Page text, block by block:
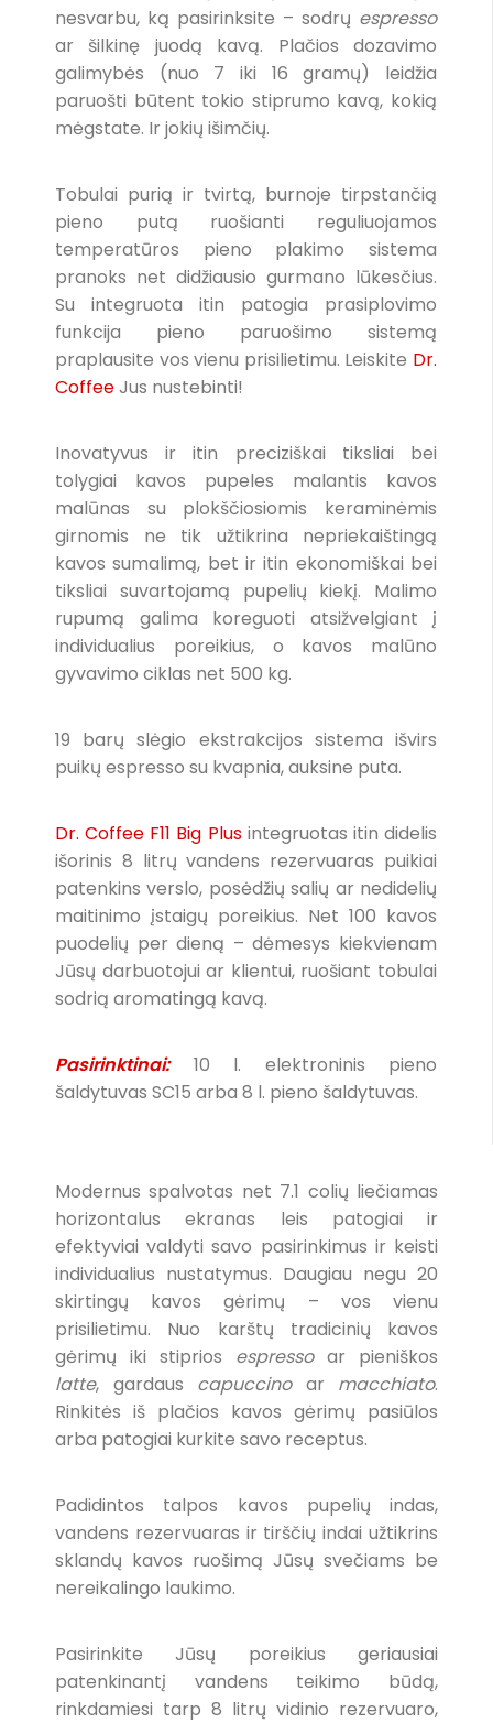
nesvarbu, ką pasirinksite – sodrų espresso
ar šilkinę juodą kavą. Plačios dozavimo
galimybės (nuo 7 iki 16 gramų) leidžia
paruošti būtent tokio stiprumo kavą, kokią
mėgstate. Ir jokių išimčių.
Tobulai purią ir tvirtą, burnoje tirpstančią
pieno putą ruošianti reguliuojamos
temperatūros pieno plakimo sistema
pranoks net didžiausio gurmano lūkesčius.
Su integruota itin patogia prasiplovimo
funkcija pieno paruošimo sistemą
praplausite vos vienu prisilietimu. Leiskite Dr.
CoffeeJus nustebinti!
Inovatyvus ir itin preciziškai tiksliai bei
tolygiai kavos pupeles malantis kavos
malūnas su plokščiosiomis keraminėmis
girnomis ne tik užtikrina nepriekaištingą
kavos sumalimą, bet ir itin ekonomiškai bei
tiksliai suvartojamą pupelių kiekį. Malimo
rupumą galima koreguoti atsižvelgiant į
individualius poreikius, o kavos malūno
gyvavimo ciklas net 500 kg.
19 barų slėgio ekstrakcijos sistema išvirs
puikų espresso su kvapnia, auksine puta.
Dr. Coffee F11 Big Plusintegruotas itin didelis
išorinis 8 litrų vandens rezervuaras puikiai
patenkins verslo, posėdžių salių ar nedidelių
maitinimo įstaigų poreikius. Net 100 kavos
puodelių per dieną – dėmesys kiekvienam
Jūsų darbuotojui ar klientui, ruošiant tobulai
sodrią aromatingą kavą.
Pasirinktinai: 10 l. elektroninis pieno
šaldytuvas SC15 arba 8 l. pieno šaldytuvas.
Modernus spalvotas net 7.1 colių liečiamas
horizontalus ekranas leis patogiai ir
efektyviai valdyti savo pasirinkimus ir keisti
individualius nustatymus. Daugiau negu 20
skirtingų kavos gėrimų – vos vienu
prisilietimu. Nuo karštų tradicinių kavos
gėrimų iki stiprios espressoar pieniškos
latte, gardaus capuccinoar macchiato.
Rinkitės iš plačios kavos gėrimų pasiūlos
arba patogiai kurkite savo receptus.
Padidintos talpos kavos pupelių indas,
vandens rezervuaras ir tirščių indai užtikrins
sklandų kavos ruošimą Jūsų svečiams be
nereikalingo laukimo.
Pasirinkite Jūsų poreikius geriausiai
patenkinantį vandens teikimo būdą,
rinkdamiesi tarp 8 litrų vidinio rezervuaro,